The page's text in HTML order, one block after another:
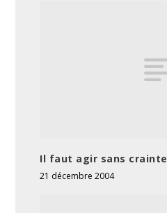
Il faut agir sans crainte
21 décembre 2004